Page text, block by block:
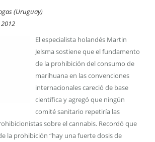
(Uruguay)
El especialista holandés Martin
Jelsma sostiene que el fundamento
de la prohibición del consumo de
marihuana en las convenciones
internacionales careció de base
científica y agregó que ningún
comité sanitario repetiría las
sobre el cannabis. Recordó que
la prohibición “hay una fuerte dosis de